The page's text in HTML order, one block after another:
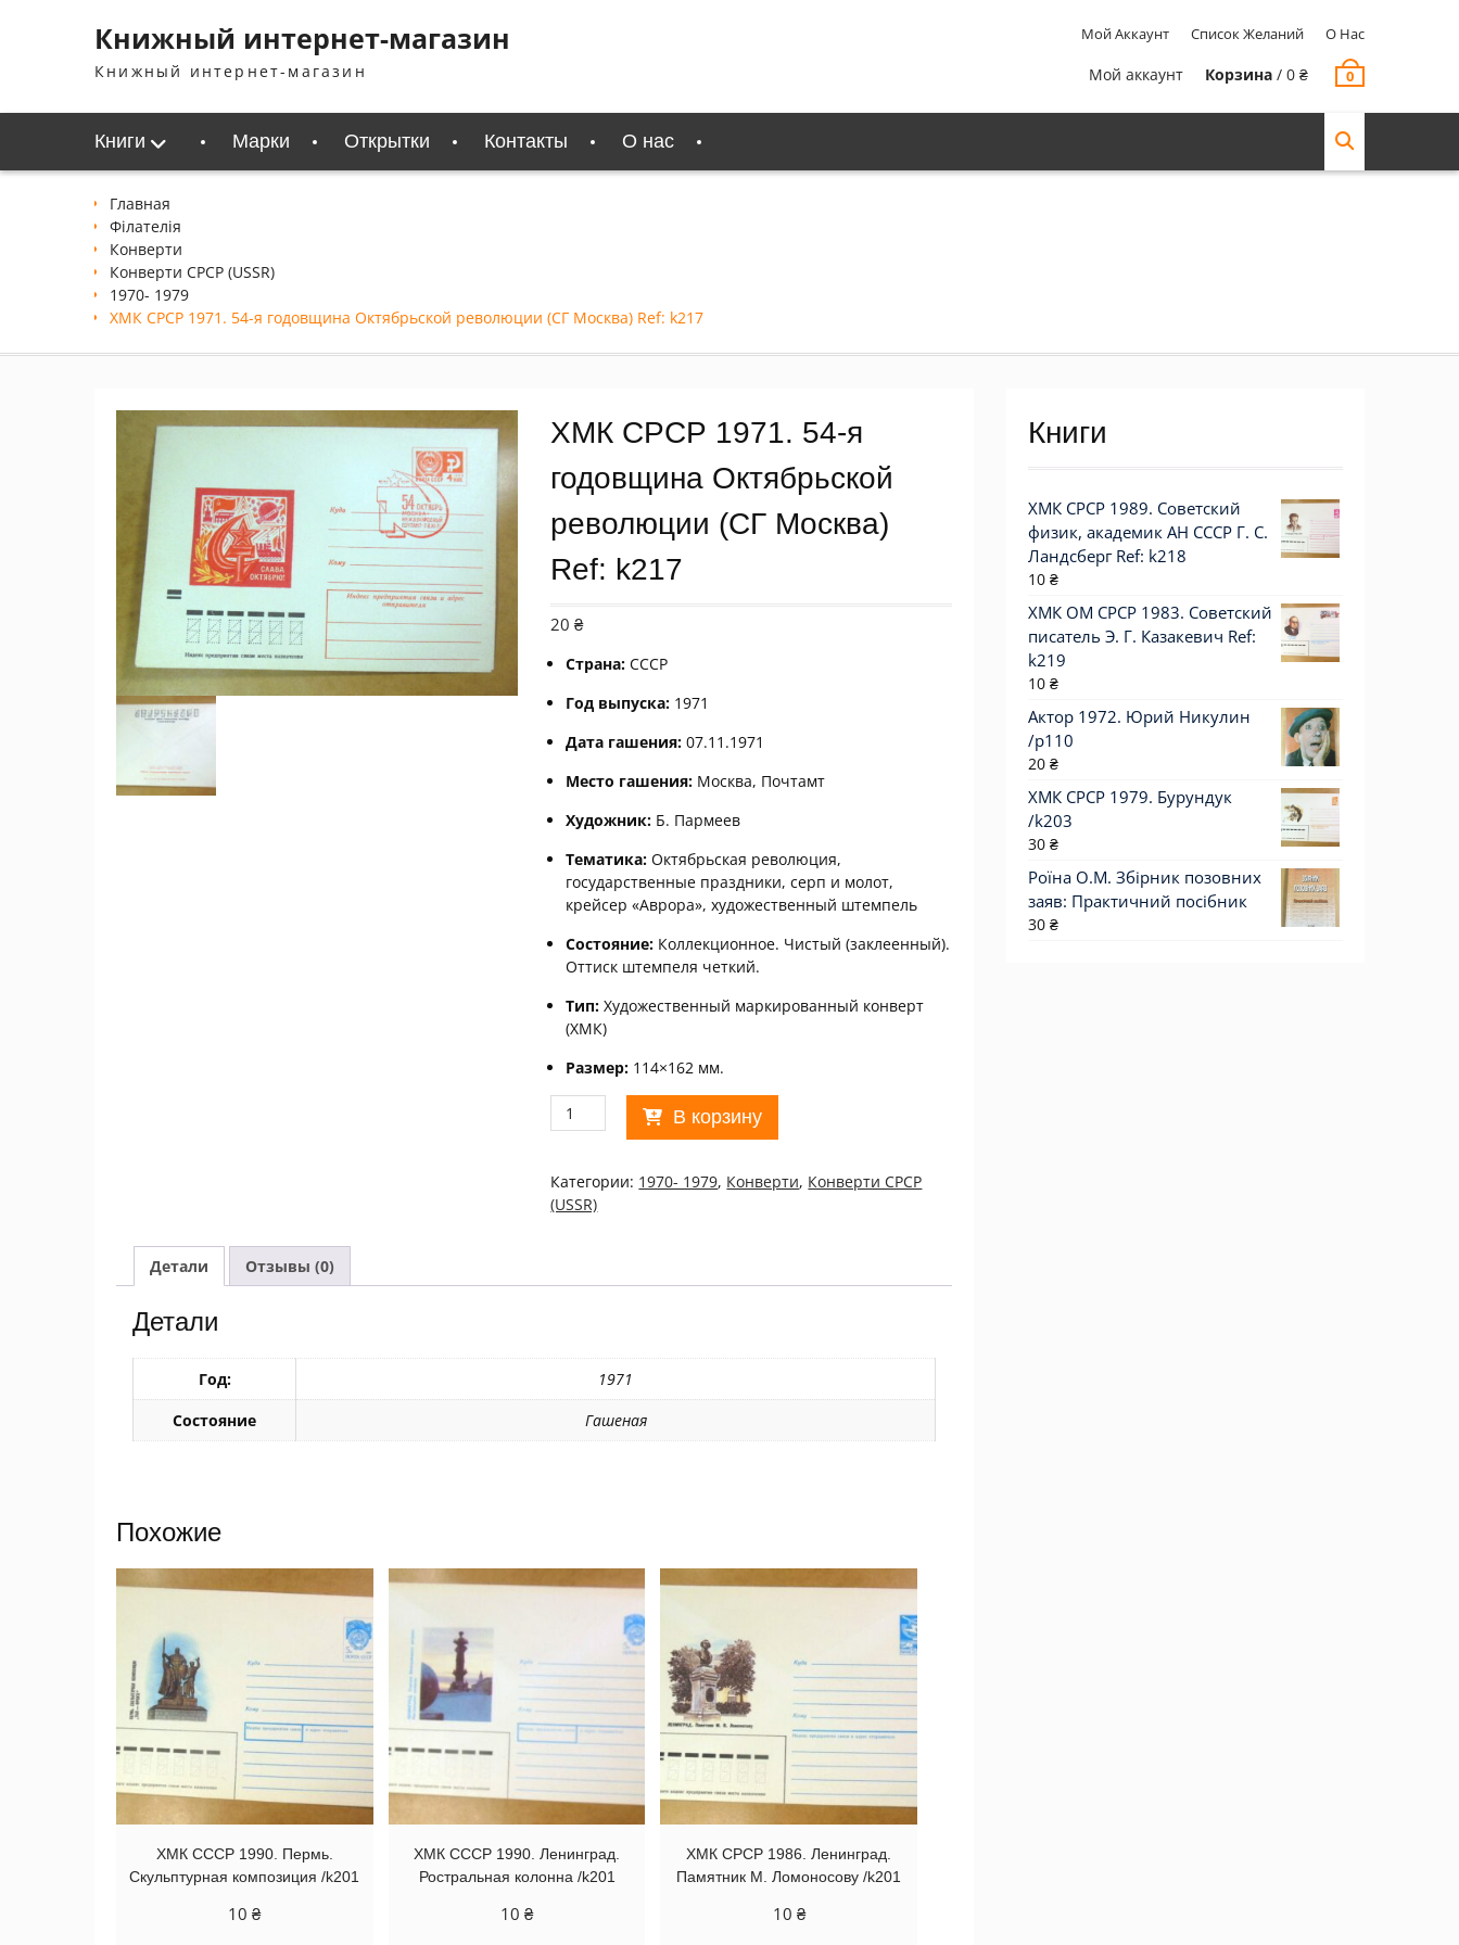
содержимомуКнижный интернет-магазин
Книжный интернет-магазин
Мой Аккаунт Список Желаний О Нас
Мой аккаунт Корзина / 0 ₴ 0
Книги Марки Открытки Контакты О нас
Главная
Філателія
Конверти
Конверти СРСР (USSR)
1970- 1979
ХМК СРСР 1971. 54-я годовщина Октябрьской революции (СГ Москва) Ref: k217
ХМК СРСР 1971. 54-я
годовщина Октябрьской
революции (СГ Москва)
Ref: k217
20₴
Страна: СССР
Год выпуска: 1971
Дата гашения: 07.11.1971
Место гашения: Москва, Почтамт
Художник: Б. Пармеев
Тематика: Октябрьская революция,
государственные праздники, серп и молот,
крейсер «Аврора», художественный штемпель
Состояние: Коллекционное. Чистый (заклеенный).
Оттиск штемпеля четкий.
Тип: Художественный маркированный конверт
(ХМК)
Размер: 114×162 мм.
Количество
товара
СРСР
1971.
54-
Октябрьской
Москва)
k217
В корзину
Категории: 1970- 1979, Конверти, Конверти СРСР
(USSR)
Детали Отзывы (0)
Детали
Год:
1971
Состояние
Гашеная
Похожие
ХМК СССР 1990. Пермь.
Скульптурная композиция /k201
10₴
ХМК СССР 1990. Ленинград.
Ростральная колонна /k201
10 ₴
ХМК СРСР 1986. Ленинград.
Памятник М. Ломоносову /k201
10 ₴
Книги
ХМК СРСР 1989. Советский
физик, академик АН СССР Г. С.
Ландсберг Ref: k218
10 ₴
ХМК ОМ СРСР 1983. Советский
писатель Э. Г. Казакевич Ref:
k219
10 ₴
Актор 1972. Юрий Никулин
/p110
20 ₴
ХМК СРСР 1979. Бурундук
/k203
30 ₴
Роїна О.М. Збірник позовних
заяв: Практичний посібник
30 ₴